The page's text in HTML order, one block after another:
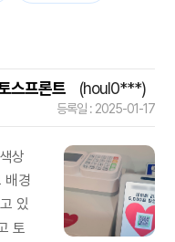
스프론트 (houl0***)
등록일 : 2025-01-17
상
배경
있
토